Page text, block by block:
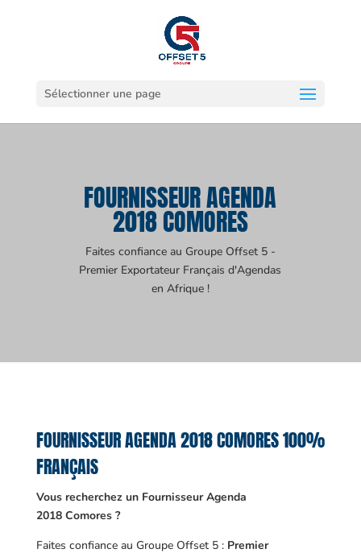
Sélectionner une page
FOURNISSEUR AGENDA
2018 COMORES
Faites confiance au Groupe Offset 5 -
Premier Exportateur Français d'Agendas
en Afrique !
FOURNISSEUR AGENDA 2018 COMORES 100%
FRANÇAIS
Vous recherchez un Fournisseur Agenda
2018 Comores ?
Faites confiance au Groupe Offset 5 : Premier